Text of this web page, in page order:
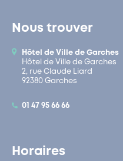
Nous trouver
Hôtel de Ville de Garches
Hôtel de Ville de Garches
2, rue Claude Liard
92380 Garches
01 47 95 66 66
Horaires